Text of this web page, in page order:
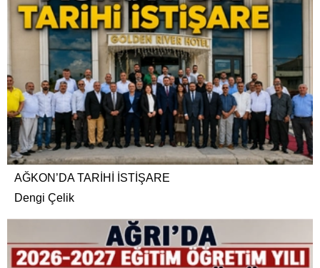
AĞKON’DA TARİHİ İSTİŞARE
Dengi Çelik